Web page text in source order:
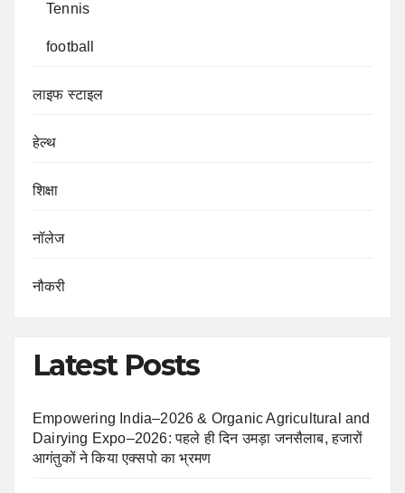
Tennis
football
लाइफ स्टाइल
हेल्थ
शिक्षा
नॉलेज
नौकरी
Latest Posts
Empowering India–2026 & Organic Agricultural and
Dairying Expo–2026: पहले ही दिन उमड़ा जनसैलाब, हजारों
आगंतुकों ने किया एक्सपो का भ्रमण